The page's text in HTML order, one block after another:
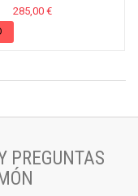
285,00 €
PREGUNTAS